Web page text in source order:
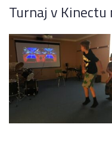
Turnaj v Kinectu